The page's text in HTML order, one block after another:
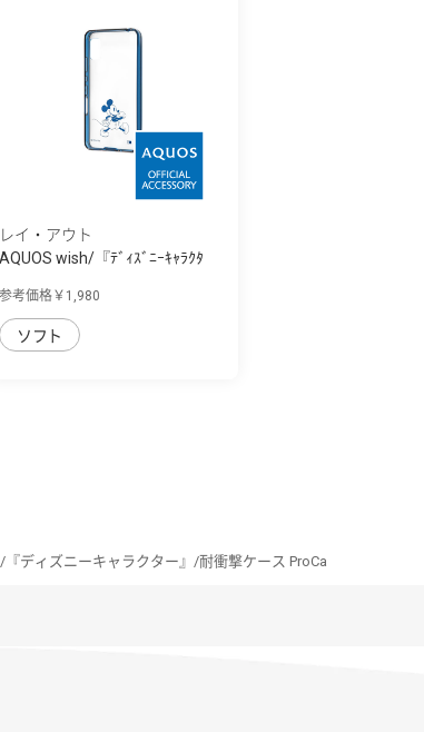
レイ・アウト
AQUOS wish/『ﾃﾞｨｽﾞﾆｰｷｬﾗｸﾀ
参考価格￥1,980
ソフト
『ディズニーキャラクター』/耐衝撃ケース ProCa